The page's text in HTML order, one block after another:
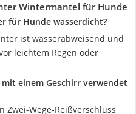
Wintermantel für Hunde
für Hunde wasserdicht?
ist wasserabweisend und
leichtem Regen oder
einem Geschirr verwendet
Zwei-Wege-Reißverschluss